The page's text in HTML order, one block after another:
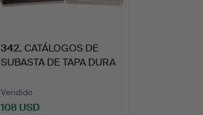
342. CATÁLOGOS DE
SUBASTA DE TAPA DURA
Vendido
108 USD